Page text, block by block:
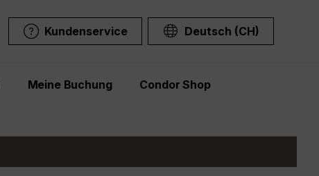
Kundenservice Deutsch (CH)
Meine Buchung Condor Shop